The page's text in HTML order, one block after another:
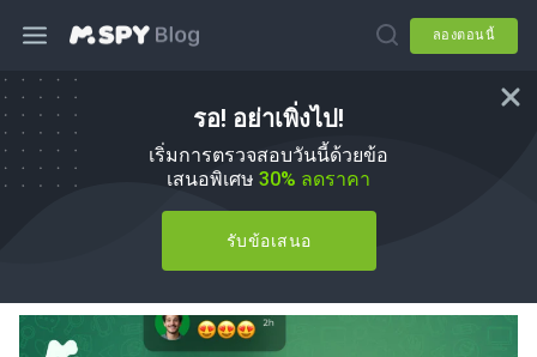
ลองตอนนี้
รอ! อย่าเพิ่งไป!
เริ่มการตรวจสอบวันนี้ด้วยข้อ
เสนอพิเศษ 30% ลดราคา
รับข้อเสนอ
วิธีดูแชท WhatsApp ของคนอื่นใน
โทรศัพท์ของคุณภายใน 5 นาที
ในHow To
อัปเดต 01 มิ.ย., 2026